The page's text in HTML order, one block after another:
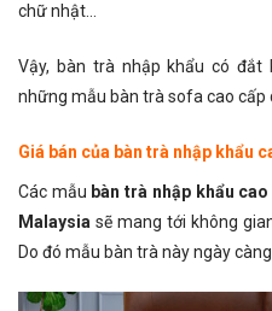
chữ nhật…
Vậy, bàn trà nhập khẩu có đắt
những mẫu bàn trà sofa cao cấp
Giá bán của bàn trà nhập khẩu
Các mẫu bàn trà nhập khẩu
Malaysia sẽ mang tới không
Do đó mẫu bàn trà này ngày